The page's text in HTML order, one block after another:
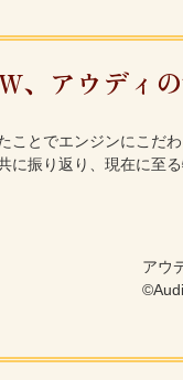
、アウディ
とでエンジンにこだ
振り返り、現在に至
アウ